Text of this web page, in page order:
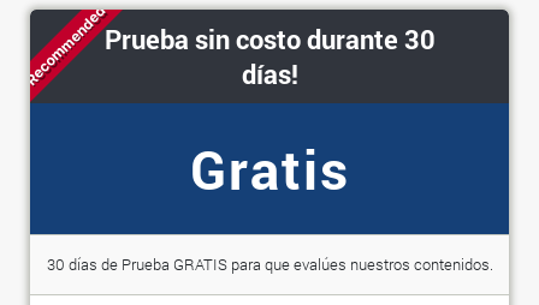
RecommendedPrueba sin costo durante 30
días!
Gratis
30 días de Prueba GRATIS para que evalúes nuestros contenidos.